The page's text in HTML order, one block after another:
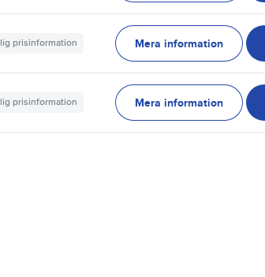
prisinformation Mera information
prisinformation Mera information